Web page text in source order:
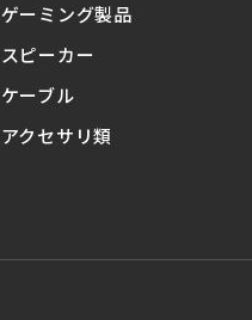
ゲーミング製品
スピーカー
ケーブル
アクセサリ類